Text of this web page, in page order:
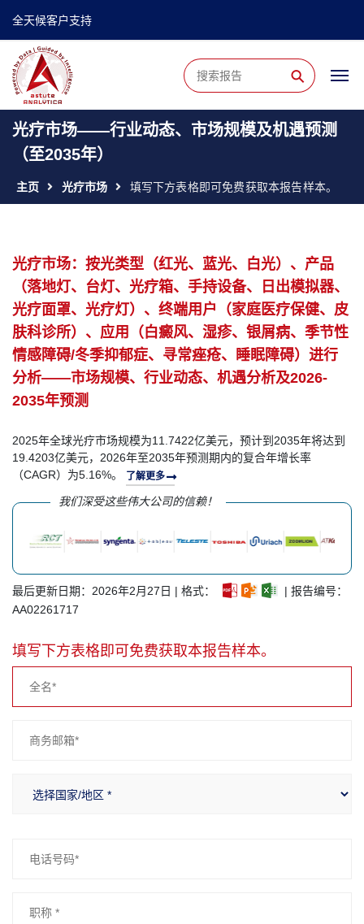
全天候客户支持
⚲
光疗市场——行业动态、市场规模及机遇预测
（至2035年）
主页 光疗市场 填写下方表格即可免费获取本报告样本。
光疗市场：按光类型（红光、蓝光、白光）、产品
（落地灯、台灯、光疗箱、手持设备、日出模拟器、
光疗面罩、光疗灯）、终端用户（家庭医疗保健、皮
肤科诊所）、应用（白癜风、湿疹、银屑病、季节性
情感障碍/冬季抑郁症、寻常痤疮、睡眠障碍）进行
分析——市场规模、行业动态、机遇分析及2026-
2035年预测
2025年全球光疗市场规模为11.7422亿美元，预计到2035年将达到
19.4203亿美元，2026年至2035年预测期内的复合年增长率
（CAGR）为5.16%。
了解更多
我们深受这些伟大公司的信赖！
最后更新日期：2026年2月27日 | 格式：
| 报告编号：
AA02261717
填写下方表格即可免费获取本报告样本。